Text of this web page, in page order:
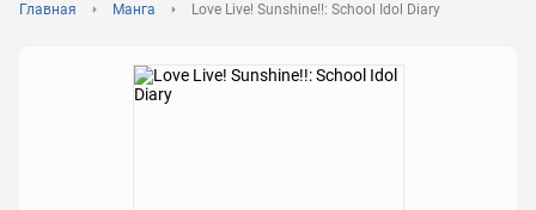
Главная Манга Love Live! Sunshine!!: School Idol Diary